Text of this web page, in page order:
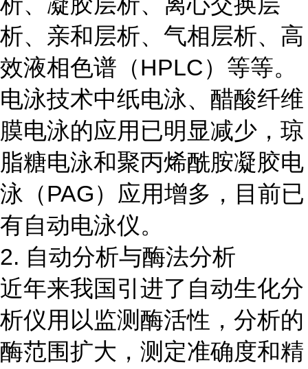
析、亲和层析、气相层析、高
效液相色谱（HPLC）等等。
电泳技术中纸电泳、醋酸纤维
膜电泳的应用已明显减少，琼
脂糖电泳和聚丙烯酰胺凝胶电
泳（PAG）应用增多，目前已
有自动电泳仪。
2. 自动分析与酶法分析
近年来我国引进了自动生化分
析仪用以监测酶活性，分析的
酶范围扩大，测定准确度和精